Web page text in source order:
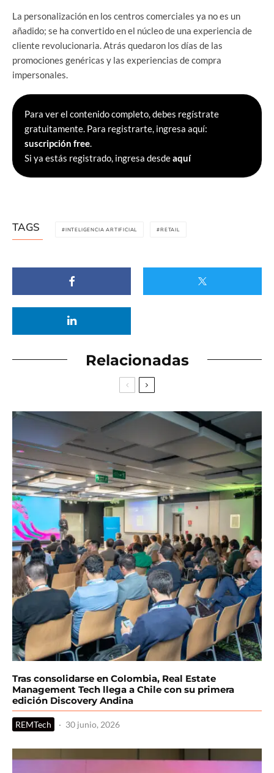
La personalización en los centros comerciales ya no es un
añadido; se ha convertido en el núcleo de una experiencia de
cliente revolucionaria. Atrás quedaron los días de las
promociones genéricas y las experiencias de compra
impersonales.
Para ver el contenido completo, debes regístrate
gratuitamente. Para registrarte, ingresa aquí:
suscripción free.
Si ya estás registrado, ingresa desdeaquí
TAGS INTELIGENCIA ARTIFICIAL RETAIL
Relacionadas
Tras consolidarse en Colombia, Real Estate
Management Tech llega a Chile con su primera
edición Discovery Andina
REMTech · 30 junio, 2026